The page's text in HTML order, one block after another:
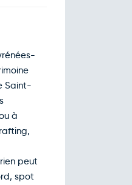
Saint-
à
peut
spot